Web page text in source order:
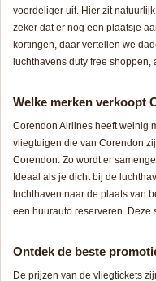
voordeliger uit. Hier zit
zeker dat er nog een plaatsje
kortingen, daar vertellen we
luchthavens duty free shoppen,
Welke merken verkoopt
Corendon Airlines heeft weinig
vliegtuigen die van Corendon
Corendon. Zo wordt er
Ideaal als je dicht bij de
luchthaven naar de plaats van
een huurauto reserveren. Deze
Ontdek de beste
De prijzen van de vliegtickets